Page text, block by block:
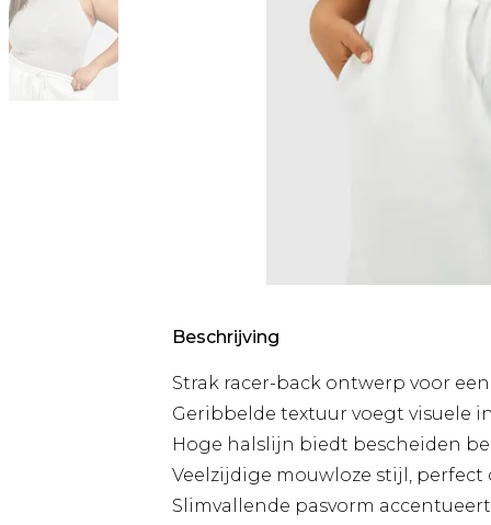
Beschrijving
Strak racer-back ontwerp voor
Geribbelde textuur voegt visuele
Hoge halslijn biedt bescheiden
Veelzijdige mouwloze stijl,
Slimvallende pasvorm